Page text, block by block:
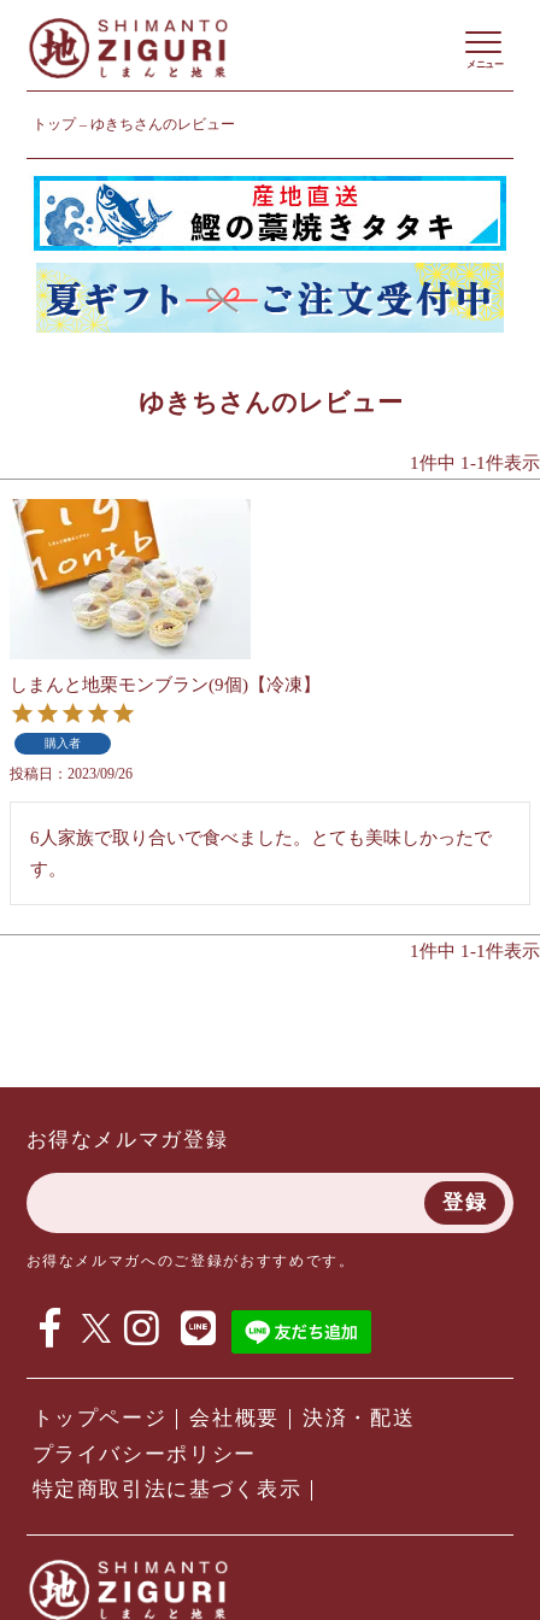
トップ ゆきちさんのレビュー
メニュー
ゆきちさんのレビュー
1件中 1-1件表示
しまんと地栗モンブラン(9個)【冷凍】
購入者
投稿日 2023/09/26
6人家族で取り合いで食べました。とても美味しかったで
す。
1件中 1-1件表示
お得なメルマガ登録
登録
お得なメルマガへのご登録がおすすめです。
トップページ 会社概要
決済・配送
プライバシーポリシー
特定商取引法に基づく表示